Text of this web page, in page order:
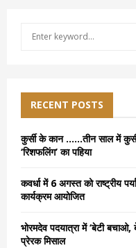
f
o
r
RECENT POSTS
कुर्सी के कान ……तीन साल में
‘रिशफलिंग’ का पहिया
कवर्धा में 6 अगस्त को राष्ट्रीय
कार्यक्रम आयोजित
भोरमदेव पदयात्रा में ‘बेटी
प्रेरक मिसाल